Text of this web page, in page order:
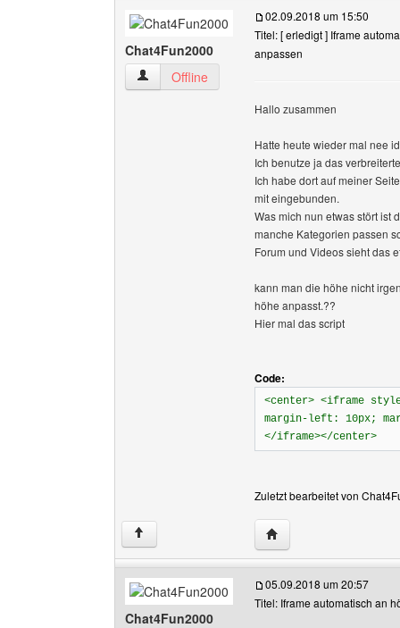
Chat4Fun2000
Chat4Fun2000 Benutzer-Profile anzeigen
Offline
02.09.2018 um 15:50
Titel: [ erledigt ] Iframe
anpassen
Hallo zusammen
Hatte heute wieder mal nee
Ich benutze ja das
Ich habe dort auf meiner
mit eingebunden.
Was mich nun etwas stört ist
manche Kategorien passen
Forum und Videos sieht das
kann man die höhe nicht
höhe anpasst.??
Hier mal das script
Code:
<center> <iframe
margin-left: 10px;
</iframe></center>
Zuletzt bearbeitet von
↑ Website dieses
Chat4Fun2000
05.09.2018 um 20:57
Titel: Iframe automatisch an